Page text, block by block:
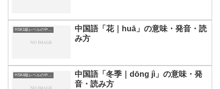
HSK1級レベルの中国語
中国語「花｜huā」の意味・発音・読
み方
HSK4級レベルの中国語
中国語「冬季｜dōng jì」の意味・発
音・読み方